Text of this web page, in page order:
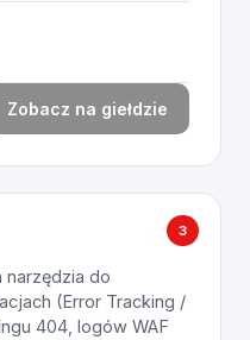
Zobacz na giełdzie
3
do
(Error Tracking /
404, logów WAF